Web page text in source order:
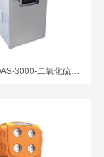
在线式DOAS-3000-二氧化硫 差分紫外光谱分析仪